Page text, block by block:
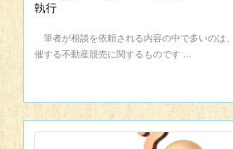
執行
筆者が相談を依頼される内容の中で多いのは
催する不動産競売に関するものです ...